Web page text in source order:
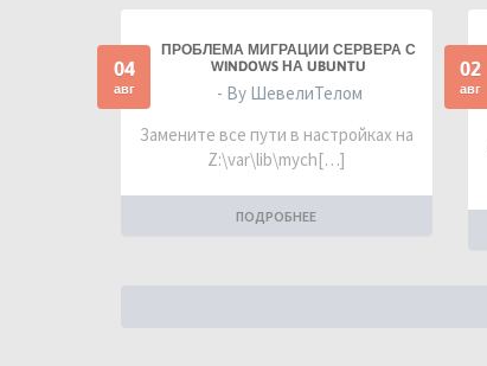
04
авг
ПРОБЛЕМА МИГРАЦИИ СЕРВЕРА С
WINDOWS НА UBUNTU
- By ШевелиТелом
Замените все пути в настройках на
Z:\var\lib\mych[…]
ПОДРОБНЕЕ
02
авг